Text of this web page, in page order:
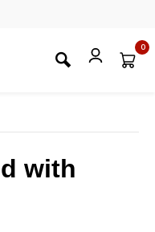
0
with